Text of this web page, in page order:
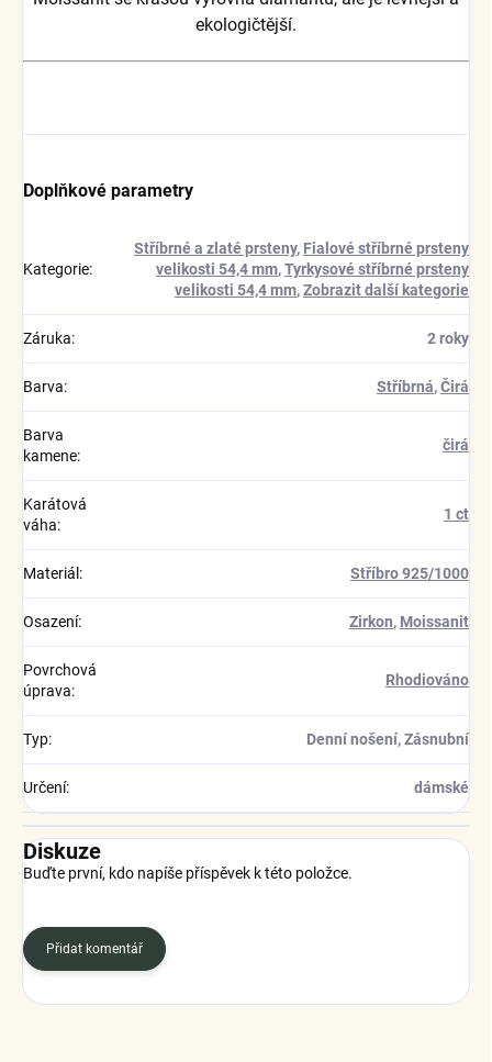
ekologičtější.
Doplňkové parametry
Kategorie:
Stříbrné a zlaté prsteny, Fialové stříbrné prsteny
velikosti 54,4 mm,Tyrkysové stříbrné prsteny
velikosti 54,4 mm,Zobrazit další kategorie
Záruka: 2 roky
Barva: Stříbrná,Čirá
Barva
kamene:
čirá
Karátová
váha:
1 ct
Materiál : Stříbro 925/1000
Osazení: Zirkon, Moissanit
Povrchová
úprava:
Rhodiováno
Typ: Denní nošení, Zásnubní
Určení: dámské
Diskuze
Buďte první, kdo napíše příspěvek k této položce.
Přidat komentář